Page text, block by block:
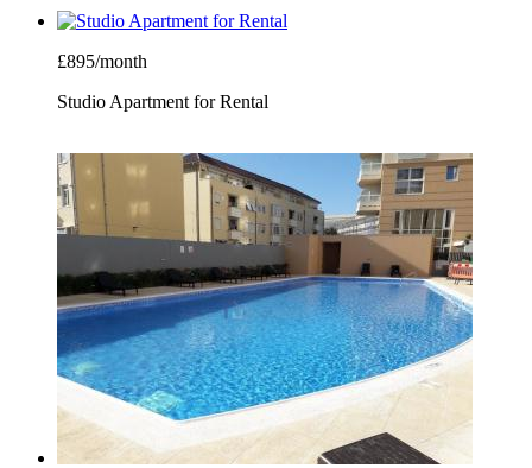
£895/month
Studio Apartment for Rental